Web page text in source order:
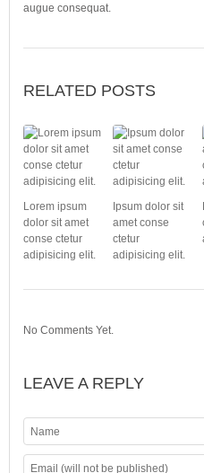
augue consequat.
RELATED POSTS
Lorem ipsum
dolor sit amet
conse ctetur
adipisicing elit.
Ipsum dolor sit
amet conse
ctetur
adipisicing elit.
No Comments Yet.
LEAVE A REPLY